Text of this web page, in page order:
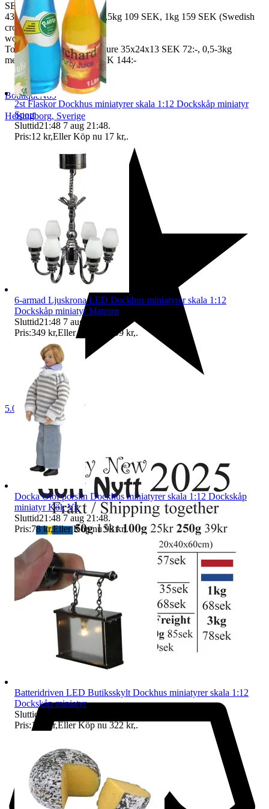
SEK, 100 gr
43 SEK, 250gr 85 SEK, 0,5kg 109 SEK, 1kg 159 SEK (Swedish
crown
worldwide price freight)
To Denmark 0,5-3kg measure 35x24x13 SEK 72:-, 0,5-3kg
measure 40x40x140cm SEK 144:-
BoutiqueNo9
Helsingborg, Sverige
5.0
2st Flaskor Dockhus miniatyrer skala 1:12 Dockskåp miniatyr
Sport
Sluttid21:48 7 aug 21:48.
Pris:12 kr,Eller Köp nu 17 kr,.
6-armad Ljuskrona LED Dockhus miniatyrer skala 1:12
Dockskåp miniatyr Matrum
Sluttid21:48 7 aug 21:48
Pris:349 kr,Eller Köp nu 399 kr,.
Docka Olof porslin Dockhus miniatyrer skala 1:12 Dockskåp
miniatyr Kök Vit
Sluttid21:48 7 aug 21:48.
Pris:78 kr,Eller Köp nu 98 kr,.
Batteridriven LED Butiksskylt Dockhus miniatyrer skala 1:12
Dockskåp miniatyr
Sluttid
Pris:195 kr,Eller Köp nu 322 kr,.